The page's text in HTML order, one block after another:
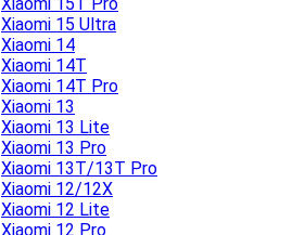
Xiaomi 15 Ultra
Xiaomi 14
Xiaomi 14T
Xiaomi 14T Pro
Xiaomi 13
Xiaomi 13 Lite
Xiaomi 13 Pro
Xiaomi 13T/13T Pro
Xiaomi 12/12X
Xiaomi 12 Lite
Xiaomi 12 Pro